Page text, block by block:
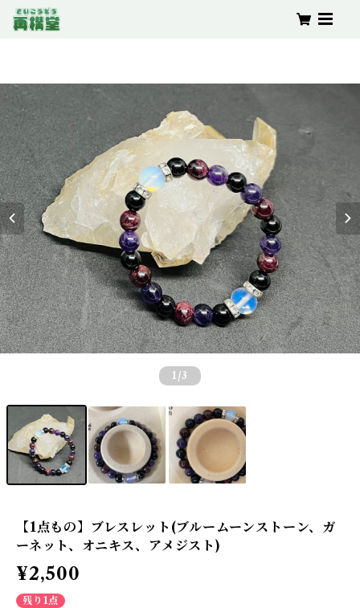
1 /3
【1点もの】ブレスレット(ブルームーンストーン、ガ
ーネット、オニキス、アメジスト)
¥2,500
残り1点